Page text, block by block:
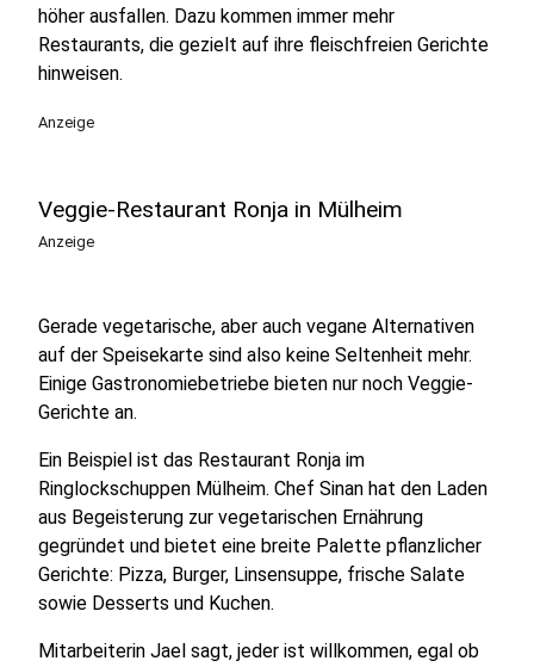
höher ausfallen. Dazu kommen immer mehr
Restaurants, die gezielt auf ihre fleischfreien Gerichte
hinweisen.
Anzeige
Veggie-Restaurant Ronja in Mülheim
Anzeige
Gerade vegetarische, aber auch vegane Alternativen
auf der Speisekarte sind also keine Seltenheit mehr.
Einige Gastronomiebetriebe bieten nur noch Veggie-
Gerichte an.
Ein Beispiel ist das Restaurant Ronja im
Ringlockschuppen Mülheim. Chef Sinan hat den Laden
aus Begeisterung zur vegetarischen Ernährung
gegründet und bietet eine breite Palette pflanzlicher
Gerichte: Pizza, Burger, Linsensuppe, frische Salate
sowie Desserts und Kuchen.
Mitarbeiterin Jael sagt, jeder ist willkommen, egal ob